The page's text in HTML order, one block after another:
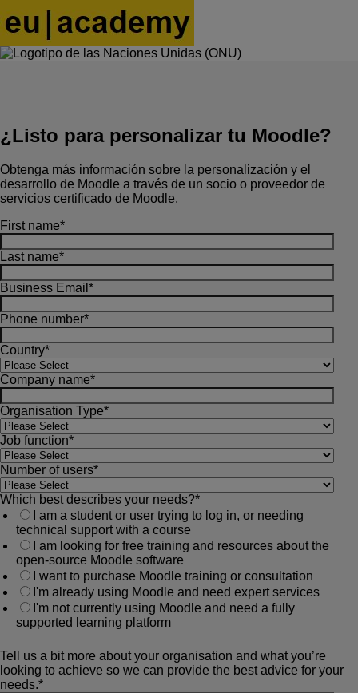
¿Listo para personalizar tu Moodle?
Obtenga más información sobre la personalización y el
desarrollo de Moodle a través de un socio o proveedor de
servicios certificado de Moodle.
First name*
Last name*
Business Email *
Phone number*
Country*
Company name*
Organisation Type*
Job function*
Number of users*
Which best describes your needs?*
I am a student or user trying to log in, or needing
technical support with a course
I am looking for free training and resources about the
open-source Moodle software
I want to purchase Moodle training or consultation
I'm already using Moodle and need expert services
I'm not currently using Moodle and need a fully
supported learning platform
Tell us a bit more about your organisation and what you’re
looking to achieve so we can provide the best advice for your
needs.*